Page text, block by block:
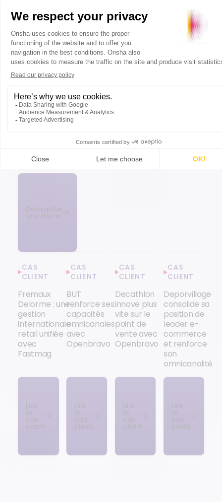
Accéder
au
contenu
Accéder
au
contenu
Accéder
au
contenu
au
contenu
DÉMO
Cloud
Demander
une démo
CAS
CLIENT
Fremaux
Delorme : une
gestion
internationale
retail unifiée
avec
Fastmag
Lire
le
cas
client
CAS
CLIENT
BUT
renforce ses
capacités
omnicanales
avec
Openbravo
Lire
le
cas
client
CAS
CLIENT
Decathlon
innove plus
vite sur le
point de
vente avec
Openbravo
Lire
le
cas
client
CAS
CLIENT
Deporvillage
consolide sa
position de
leader e-
commerce
et renforce
son
omnicanalité
Lire
le
cas
client